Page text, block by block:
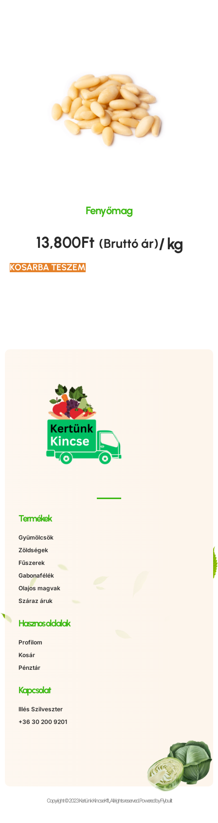
Fenyőmag
13,800Ft (Bruttó ár)/ kg
KOSÁRBA TESZEM
Termékek
Gyümölcsök
Zöldségek
Fűszerek
Gabonafélék
Olajos magvak
Száraz áruk
Hasznos oldalak
Profilom
Kosár
Pénztár
Kapcsolat
Illés Szilveszter
+36 30 200 9201
Copyright © 2023 Kertünk Kincse Kft., All rights reserved. Powered by Flybuilt